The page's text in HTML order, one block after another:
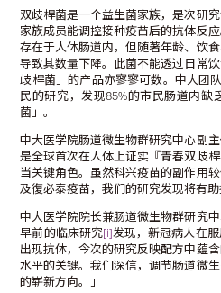
双歧桿菌是一个益生菌家族，是次研
家族成员能调控接种疫苗后的抗体反
存在于人体肠道内，但随著年龄、饮
导致其数量下降。此菌不能透过日常
歧桿菌」的产品亦寥寥可数。中大团
民的研究，发现85%的市民肠道内缺
菌」。
中大医学院肠道微生物群研究中心副
是全球首次在人体上证实『青春双歧
当关键角色。虽然科兴疫苗的副作用
及復必泰疫苗，我们的研究发现将有助
中大医学院院长兼肠道微生物群研究
早前的临床研究[i]发现，新冠病人在
出现抗体，今次的研究反映配方中蕴
水平的关键。我们深信，调节肠道微
的崭新方向。」